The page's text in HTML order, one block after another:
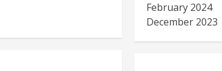
February 2024
December 2023